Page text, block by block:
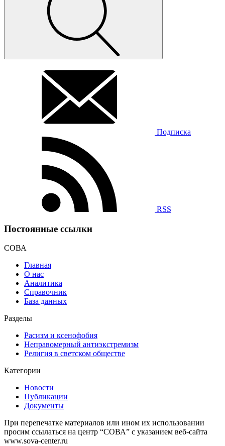
Подписка
RSS
Постоянные ссылки
СОВА
Главная
О нас
Аналитика
Справочник
База данных
Разделы
Расизм и ксенофобия
Неправомерный антиэкстремизм
Религия в светском обществе
Категории
Новости
Публикации
Документы
При перепечатке материалов или ином их использовании
просим ссылаться на центр “СОВА” с указанием веб-сайта
www.sova-center.ru